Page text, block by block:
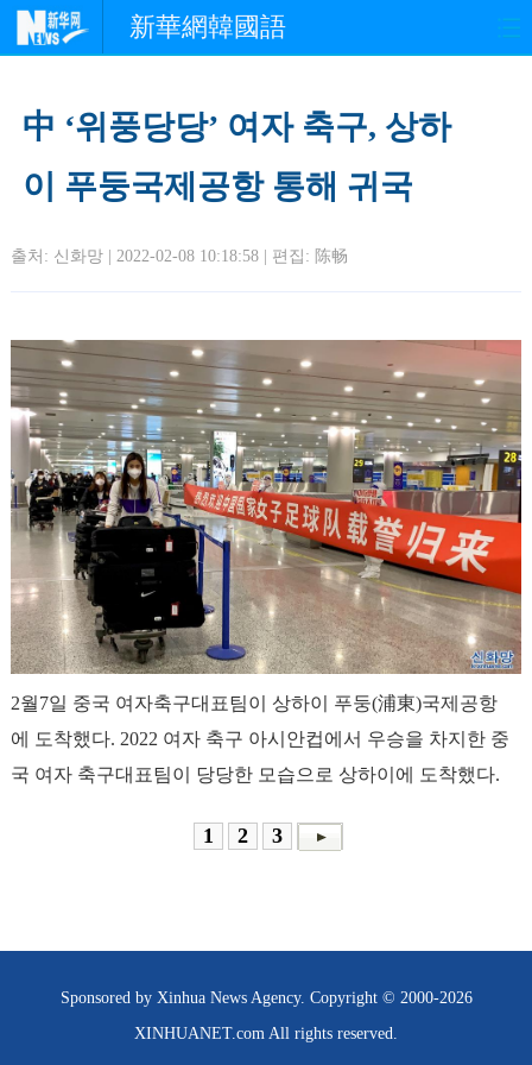
新華網韓國語
경제 사회 포토
중한교류 핫 TV
연예 관광
中 ‘위풍당당’ 여자 축구, 상하
이 푸둥국제공항 통해 귀국
출처: 신화망 | 2022-02-08 10:18:58 | 편집: 陈畅
2월7일 중국 여자축구대표팀이 상하이 푸둥(浦東)국제공항
에 도착했다. 2022 여자 축구 아시안컵에서 우승을 차지한 중
국 여자 축구대표팀이 당당한 모습으로 상하이에 도착했다.
1 2 3
Sponsored by Xinhua News Agency. Copyright © 2000-2026
XINHUANET.com All rights reserved.